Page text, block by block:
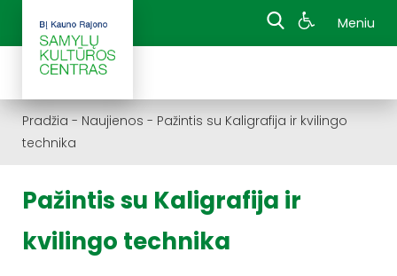
Meniu
Pradžia - Naujienos - Pažintis su Kaligrafija ir kvilingo
technika
Pažintis su Kaligrafija ir
kvilingo technika